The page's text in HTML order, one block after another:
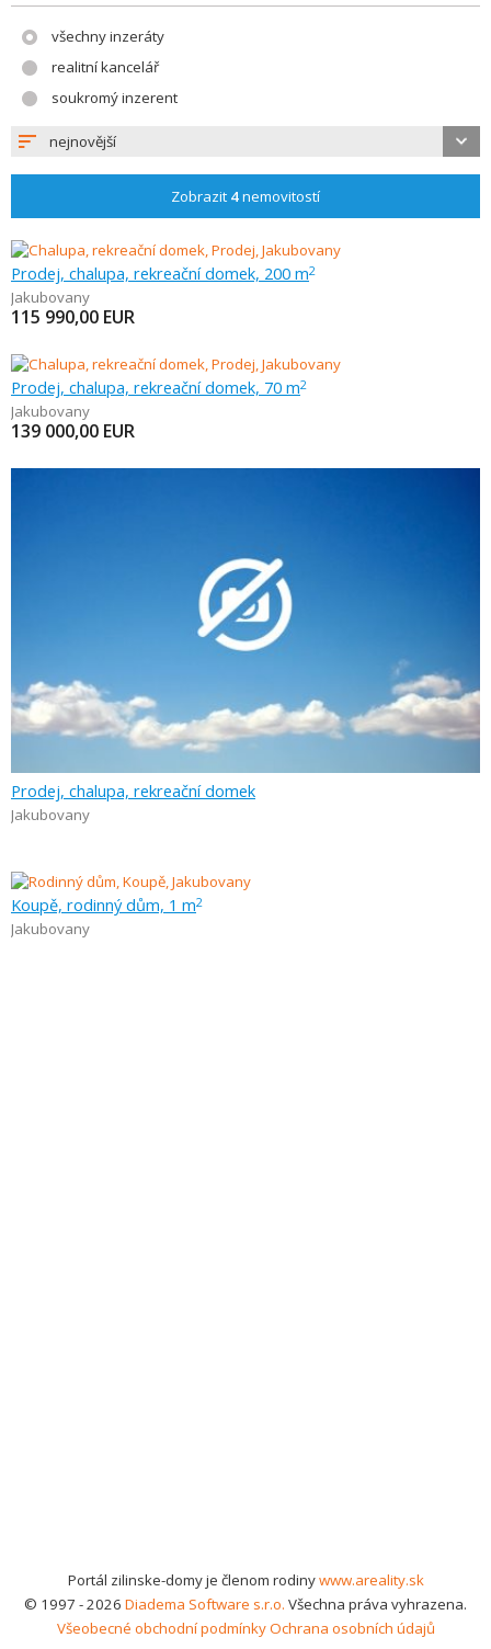
všechny inzeráty
realitní kancelář
soukromý inzerent
nejnovější
Zobrazit 4nemovitostí
Prodej, chalupa, rekreační domek, 200 m2
Jakubovany
115 990,00 EUR
Prodej, chalupa, rekreační domek, 70 m2
Jakubovany
139 000,00 EUR
Prodej, chalupa, rekreační domek
Jakubovany
Koupě, rodinný dům, 1 m2
Jakubovany
Portál zilinske-domy je členom rodinywww.areality.sk
© 1997 - 2026 Diadema Software s.r.o. Všechna práva vyhrazena.
Všeobecné obchodní podmínkyOchrana osobních údajů